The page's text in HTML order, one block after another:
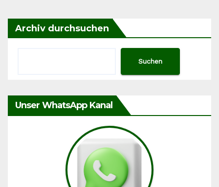
Archiv durchsuchen
Suchen
Unser WhatsApp Kanal